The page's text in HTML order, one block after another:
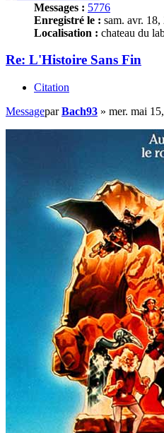
Messages : 5776
Enregistré le : sam. avr.
Localisation : chateau du
Re: L'Histoire Sans Fin
Citation
MessageparBach93 » mer. mai